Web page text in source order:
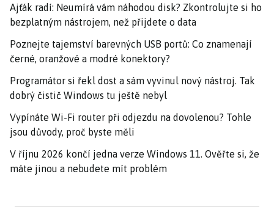
Ajťák radí: Neumírá vám náhodou disk? Zkontrolujte si ho
bezplatným nástrojem, než přijdete o data
Poznejte tajemství barevných USB portů: Co znamenají
černé, oranžové a modré konektory?
Programátor si řekl dost a sám vyvinul nový nástroj. Tak
dobrý čistič Windows tu ještě nebyl
Vypínáte Wi-Fi router při odjezdu na dovolenou? Tohle
jsou důvody, proč byste měli
V říjnu 2026 končí jedna verze Windows 11. Ověřte si, že
máte jinou a nebudete mít problém